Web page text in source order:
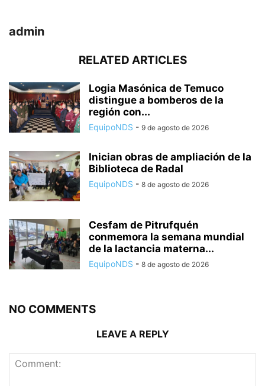
admin
RELATED ARTICLES
Logia Masónica de Temuco
distingue a bomberos de la
región con...
EquipoNDS - 9 de agosto de 2026
Inician obras de ampliación de la
Biblioteca de Radal
EquipoNDS - 8 de agosto de 2026
Cesfam de Pitrufquén
conmemora la semana mundial
de la lactancia materna...
EquipoNDS - 8 de agosto de 2026
NO COMMENTS
LEAVE A REPLY